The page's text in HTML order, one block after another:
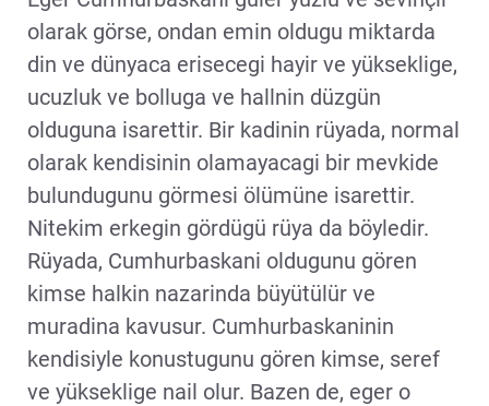
olarak görse, ondan emin oldugu miktarda
din ve dünyaca erisecegi hayir ve yükseklige,
ucuzluk ve bolluga ve hallnin düzgün
olduguna isarettir. Bir kadinin rüyada, normal
olarak kendisinin olamayacagi bir mevkide
bulundugunu görmesi ölümüne isarettir.
Nitekim erkegin gördügü rüya da böyledir.
Rüyada, Cumhurbaskani oldugunu gören
kimse halkin nazarinda büyütülür ve
muradina kavusur. Cumhurbaskaninin
kendisiyle konustugunu gören kimse, seref
ve yükseklige nail olur. Bazen de, eger o